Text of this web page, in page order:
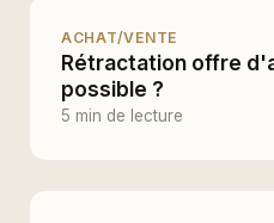
ACHAT/VENTE
Rétractation offre
possible ?
5 min de lecture